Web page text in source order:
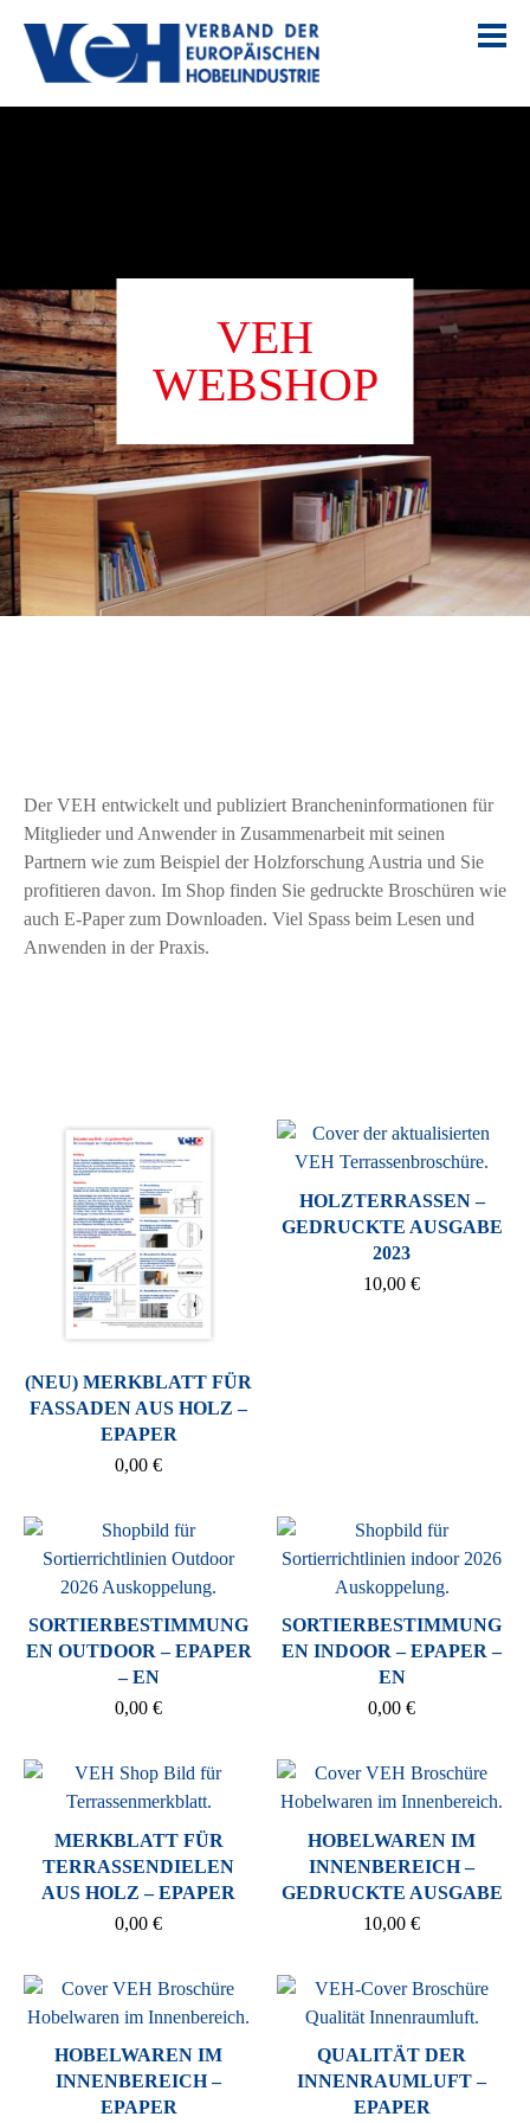
VEH
WEBSHOP
Der VEH entwickelt und publiziert Brancheninformationen für
Mitglieder und Anwender in Zusammenarbeit mit seinen
Partnern wie zum Beispiel der Holzforschung Austria und Sie
profitieren davon. Im Shop finden Sie gedruckte Broschüren wie
auch E-Paper zum Downloaden. Viel Spass beim Lesen und
Anwenden in der Praxis.
(NEU) MERKBLATT FÜR
FASSADEN AUS HOLZ –
EPAPER
0,00 €
HOLZTERRASSEN –
GEDRUCKTE AUSGABE
2023
10,00 €
SORTIERBESTIMMUNG
EN OUTDOOR – EPAPER
– EN
0,00 €
SORTIERBESTIMMUNG
EN INDOOR – EPAPER –
EN
0,00 €
MERKBLATT FÜR
TERRASSENDIELEN
AUS HOLZ – EPAPER
0,00 €
HOBELWAREN IM
INNENBEREICH –
GEDRUCKTE AUSGABE
10,00 €
HOBELWAREN IM
INNENBEREICH –
EPAPER
QUALITÄT DER
INNENRAUMLUFT –
EPAPER